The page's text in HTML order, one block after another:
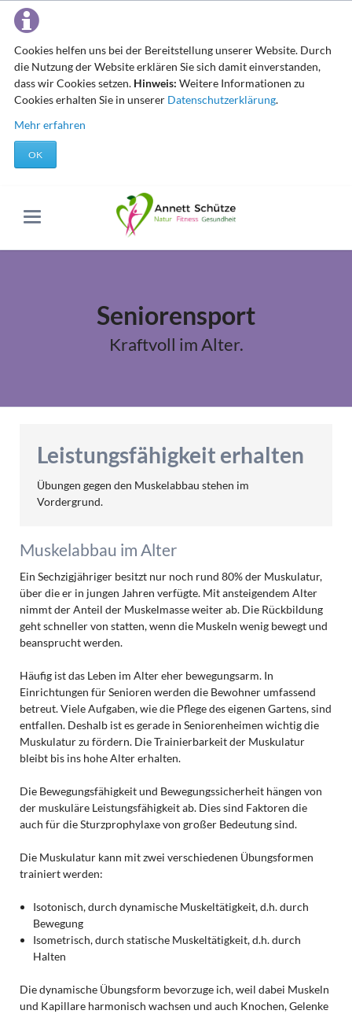
Cookies helfen uns bei der Bereitstellung unserer Website. Durch
die Nutzung der Website erklären Sie sich damit einverstanden,
dass wir Cookies setzen. Hinweis: Weitere Informationen zu
Cookies erhalten Sie in unserer Datenschutzerklärung.
Mehr erfahren
OK
Seniorensport
Kraftvoll im Alter.
Leistungsfähigkeit erhalten
Übungen gegen den Muskelabbau stehen im
Vordergrund.
Muskelabbau im Alter
Ein Sechzigjähriger besitzt nur noch rund 80% der Muskulatur,
über die er in jungen Jahren verfügte. Mit ansteigendem Alter
nimmt der Anteil der Muskelmasse weiter ab. Die Rückbildung
geht schneller von statten, wenn die Muskeln wenig bewegt und
beansprucht werden.
Häufig ist das Leben im Alter eher bewegungsarm. In
Einrichtungen für Senioren werden die Bewohner umfassend
betreut. Viele Aufgaben, wie die Pflege des eigenen Gartens, sind
entfallen. Deshalb ist es gerade in Seniorenheimen wichtig die
Muskulatur zu fördern. Die Trainierbarkeit der Muskulatur
bleibt bis ins hohe Alter erhalten.
Die Bewegungsfähigkeit und Bewegungssicherheit hängen von
der muskuläre Leistungsfähigkeit ab. Dies sind Faktoren die
auch für die Sturzprophylaxe von großer Bedeutung sind.
Die Muskulatur kann mit zwei verschiedenen Übungsformen
trainiert werden:
Isotonisch, durch dynamische Muskeltätigkeit, d.h. durch
Bewegung
Isometrisch, durch statische Muskeltätigkeit, d.h. durch
Halten
Die dynamische Übungsform bevorzuge ich, weil dabei Muskeln
und Kapillare harmonisch wachsen und auch Knochen, Gelenke